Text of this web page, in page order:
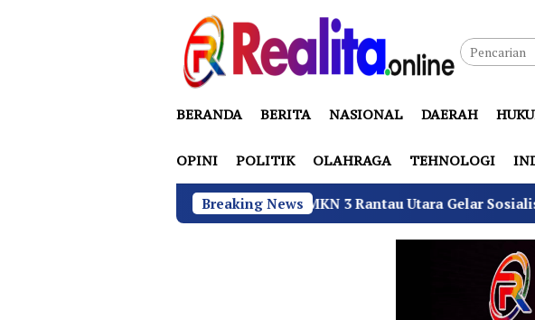
BERANDA BERITA NASIONAL DAERAH
OPINI POLITIK OLAHRAGA TEHNOLOGI
Breaking News
Kecelakaan, SMKN 3 Rantau Utara Gelar Sosialisasi Tertib Berlalu